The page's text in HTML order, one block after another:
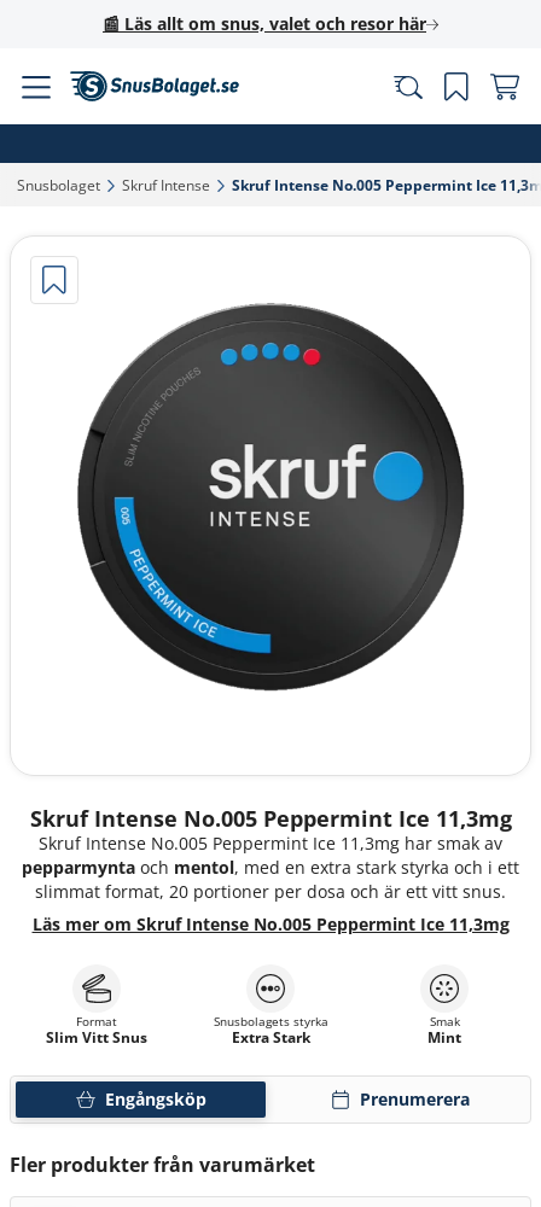
📰 Läs allt om snus, valet och resor här
Snusbolaget‎ Skruf Intense‎ Skruf Intense No.005 Peppermint Ice
Skruf Intense No.005 Peppermint Ice 11,3mg
Skruf Intense No.005 Peppermint Ice 11,3mg har smak av
pepparmynta och mentol, med en extra stark styrka och i ett
slimmat format, 20 portioner per dosa och är ett vitt snus.
Läs mer om Skruf Intense No.005 Peppermint Ice 11,3mg
Engångsköp Prenumerera
Format
Slim Vitt Snus
Snusbolagets styrka
Extra Stark
Smak
Mint
Fler produkter från varumärket